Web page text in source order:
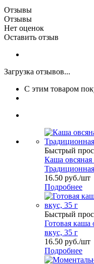
Отзывы
Отзывы
Нет оценок
Оставить отзыв
Загрузка отзывов...
С этим товаром
Быстрый
Каша овсяная
16.50 руб./шт
Подробнее
Быстрый
Готовая каша
вкус, 35 г
16.50 руб./шт
Подробнее